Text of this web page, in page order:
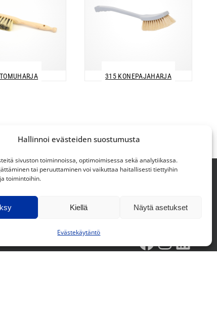
Hallinnoi evästeiden suostumusta
sivuston toiminnoissa, optimoimisessa sekä analytiikassa.
tai peruuttaminen voi vaikuttaa haitallisesti tiettyihin
toimintoihin.
Kiellä Näytä asetukset
Evästekäytäntö
315 KONEPAJAHARJA
Supplier Code of Conduct »
Facebook InstagramLinkedIn